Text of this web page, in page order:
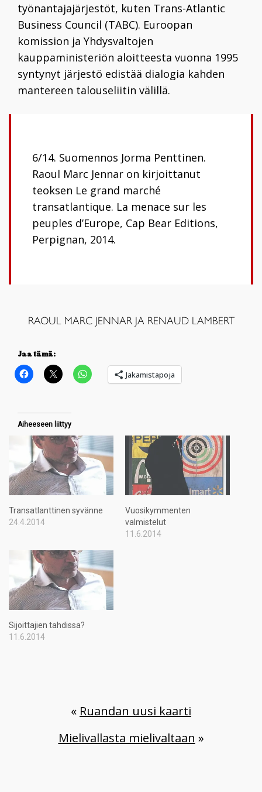
työnantajajärjestöt, kuten Trans-Atlantic
Business Council (TABC). Euroopan
komission ja Yhdysvaltojen
kauppaministeriön aloitteesta vuonna 1995
syntynyt järjestö edistää dialogia kahden
mantereen talouseliitin välillä.
6/14. Suomennos Jorma Penttinen.
Raoul Marc Jennar on kirjoittanut
teoksen Le grand marché
transatlantique. La menace sur les
peuples d’Europe, Cap Bear Editions,
Perpignan, 2014.
RAOUL MARC JENNAR JA RENAUD LAMBERT
Jaa tämä:
Jakamistapoja
Aiheeseen liittyy
Transatlanttinen syvänne
24.4.2014
Vuosikymmenten
valmistelut
11.6.2014
Sijoittajien tahdissa?
11.6.2014
« Ruandan uusi kaarti
Mielivallasta mielivaltaan »